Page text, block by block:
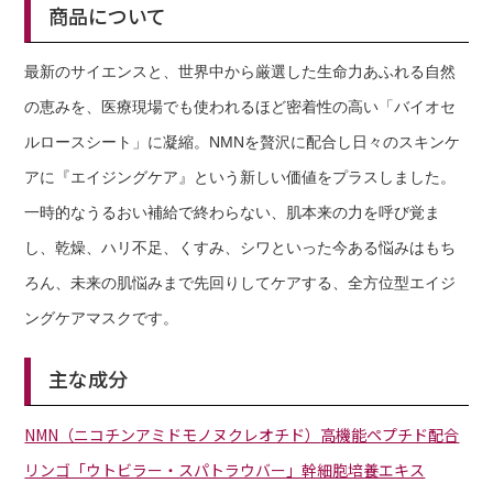
商品について
最新のサイエンスと、世界中から厳選した生命力あふれる自然
の恵みを、医療現場でも使われるほど密着性の高い「バイオセ
ルロースシート」に凝縮。NMNを贅沢に配合し日々のスキンケ
アに『エイジングケア』という新しい価値をプラスしました。
一時的なうるおい補給で終わらない、肌本来の力を呼び覚ま
し、乾燥、ハリ不足、くすみ、シワといった今ある悩みはもち
ろん、未来の肌悩みまで先回りしてケアする、全方位型エイジ
ングケアマスクです。
主な成分
NMN（ニコチンアミドモノヌクレオチド） 高機能ペプチド配合
リンゴ「ウトビラー・スパトラウバー」幹細胞培養エキス